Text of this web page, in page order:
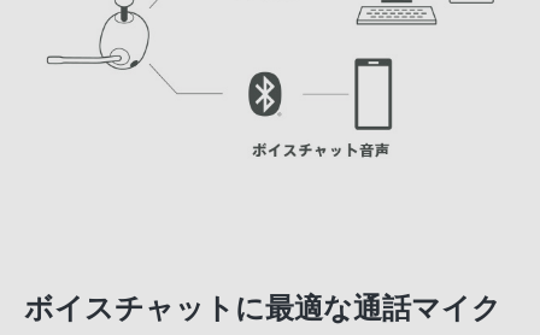
ボイスチャットに最適な通話マイク